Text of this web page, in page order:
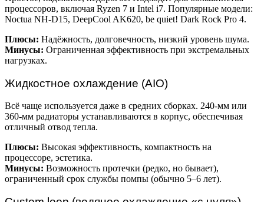
процессоров, включая Ryzen 7 и Intel i7. Популярные модели:
Noctua NH-D15, DeepCool AK620, be quiet! Dark Rock Pro 4.
Плюсы: Надёжность, долговечность, низкий уровень шума.
Минусы: Ограниченная эффективность при экстремальных
нагрузках.
Жидкостное охлаждение (AIO)
Всё чаще используется даже в средних сборках. 240-мм или
360-мм радиаторы устанавливаются в корпус, обеспечивая
отличный отвод тепла.
Плюсы: Высокая эффективность, компактность на
процессоре, эстетика.
Минусы: Возможность протечки (редко, но бывает),
ограниченный срок службы помпы (обычно 5–6 лет).